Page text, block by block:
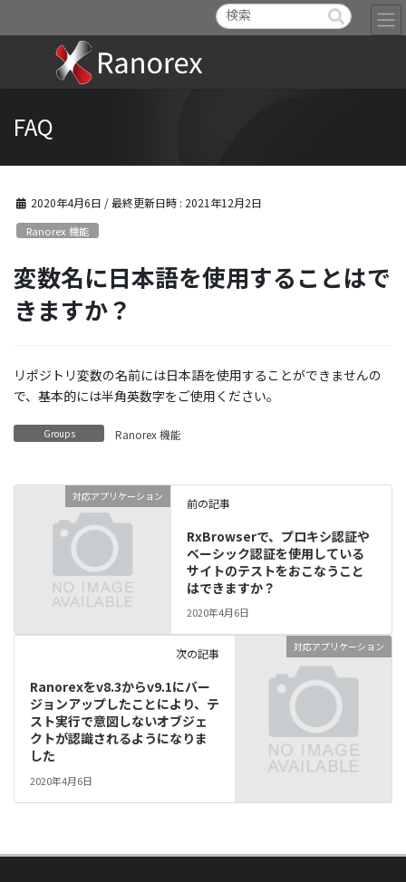
FAQ
2020年4月6日 / 最終更新日時 : 2021年12月2日
Ranorex 機能
変数名に日本語を使用することはで
きますか？
リポジトリ変数の名前には日本語を使用することができませんの
で、基本的には半角英数字をご使用ください。
Groups Ranorex 機能
対応アプリケーション 前の記事
RxBrowserで、プロキシ認証や
ベーシック認証を使用している
サイトのテストをおこなうこと
はできますか？
2020年4月6日
対応アプリケーション
次の記事
Ranorexをv8.3からv9.1にバー
ジョンアップしたことにより、テ
スト実行で意図しないオブジェ
クトが認識されるようになりま
した
2020年4月6日